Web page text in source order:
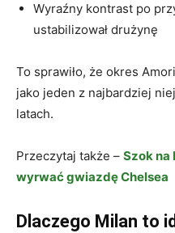
Wyraźny kontrast po
ustabilizował drużynę
To sprawiło, że okres
jako jeden z najbardziej
latach.
Przeczytaj także – Szok na
wyrwać gwiazdę Chelsea
Dlaczego Milan to